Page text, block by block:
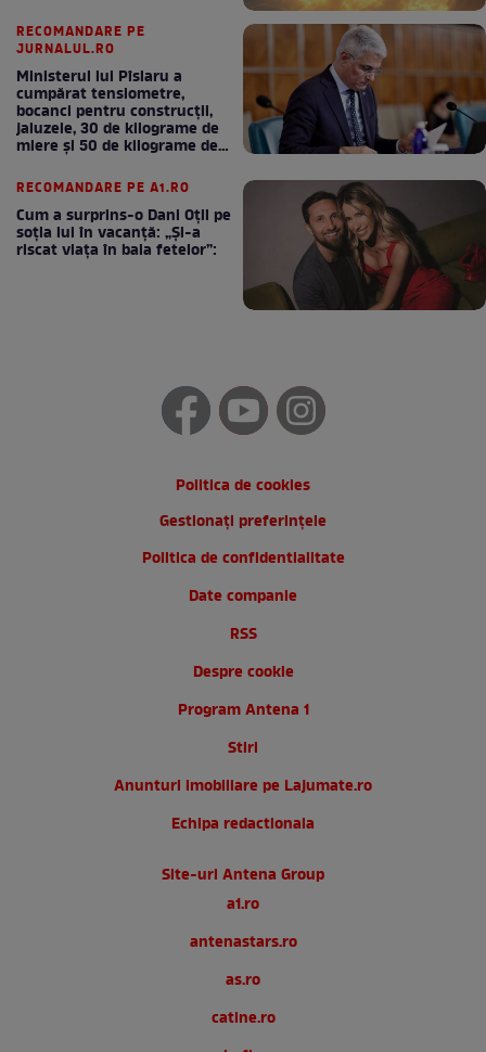
RECOMANDARE PE
JURNALUL.RO
Ministerul lui Pîslaru a
cumpărat tensiometre,
bocanci pentru construcții,
jaluzele, 30 de kilograme de
miere și 50 de kilograme de
RECOMANDARE PE A1.RO
Cum a surprins-o Dani Oțil pe
soția lui în vacanță: „Și-a
riscat viața în baia fetelor”:
Politica de cookies
Gestionați preferințele
Politica de confidentialitate
Date companie
RSS
Despre cookie
Program Antena 1
Stiri
Anunturi imobiliare pe Lajumate.ro
Echipa redactionala
Site-uri Antena Group
a1.ro
antenastars.ro
as.ro
catine.ro